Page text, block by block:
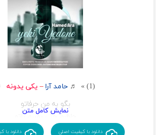
(1) » ♬ حامد آرا – یکی یدونه
بگو به من حرفاتو
حاظرم حتی بمیرم باتو
واسم شدی تو دلیدانلود با کیفیت اصلی دانلود با